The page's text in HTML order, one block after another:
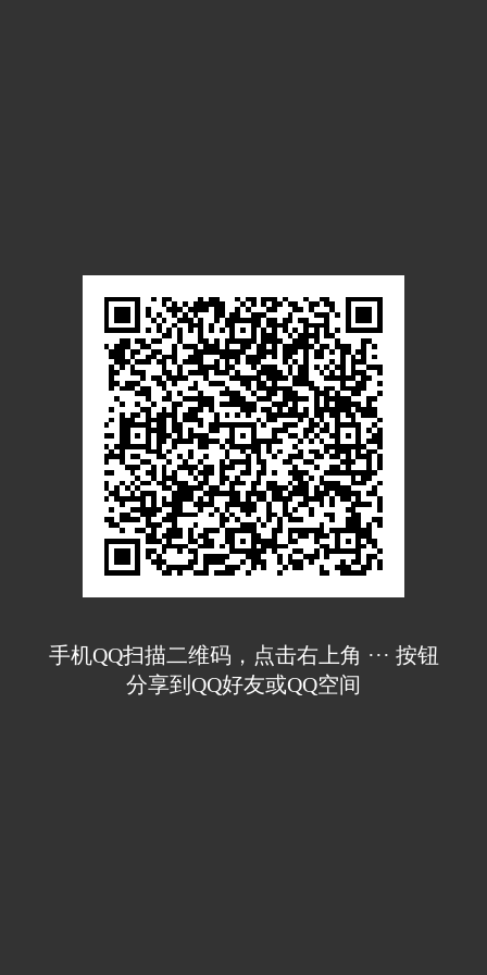
手机QQ扫描二维码，点击右上角 ··· 按钮
分享到QQ好友或QQ空间